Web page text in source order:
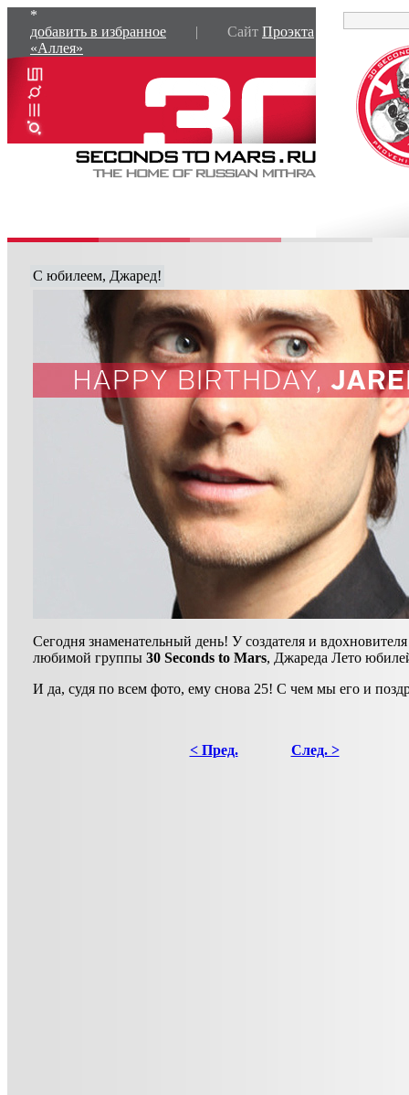
*
добавить в избранное
| Сайт Проэкта
«Аллея»
С юбилеем, Джаред!
Сегодня знаменательный день! У создателя и
любимой группы 30 Seconds to Mars, Джареда Лето
И да, судя по всем фото, ему снова 25! С чем мы его и
< Пред. След. >